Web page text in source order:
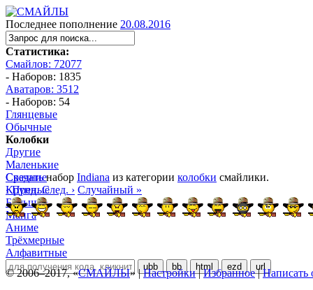
Последнее пополнение 20.08.2016
Статистика:
Смайлов: 72077
- Наборов: 1835
Аватаров: 3512
- Наборов: 54
Глянцевые
Обычные
Колобки
Другие
Маленькие
Средние
Крупные
Большие
Манга
Аниме
Трёхмерные
Алфавитные
ubb bb html ezd url
Скачатьнабор Indiana из категории колобки смайлики.
‹ Пред. След. › Случайный »
© 2006–2017, «СМАЙЛЫ» |Настройки|Избранное|Написать